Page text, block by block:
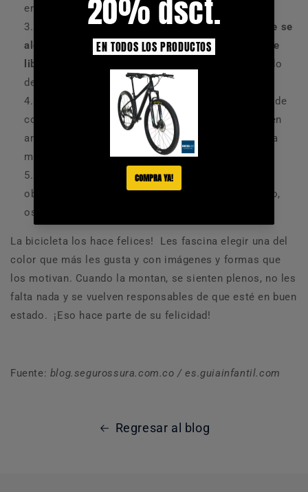
encuentro sano a partir del deporte y la diversión.
Se convierte en un hobby:es una razón para que se
alejen de la tecnología y hagan algo distinto al aire
libre
. Además, les genera conciencia por el cuidado
del medio ambiente.
La bicicleta mejora las capacidades motrices y de
coordinación de los niños: hace que los niños usen
ampliamente sus sentidos e integren el cuerpo y la
mente, los libera de estrés y preocupaciones.
La bicicleta ayuda a los niños, a controlar la
obesidad y a fortalecer los sistemas inmunológico,
oseomuscular, circulatorio, entre otros.
La bicicleta los hace felices! Les fascina elegir una del
color que más les gusta y con imágenes y formas que
los motivan. Cuando la montan, se sienten plenos, no les
falta nada y se vuelven responsables de que esté en buen
estado. ¡Eso hace parte de su felicidad!
Fuente: blog.segurossura.com.co / es.guiainfantil.com
Regresar al blog